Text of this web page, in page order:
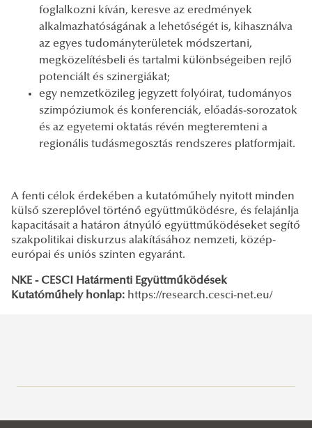
Jó Állam Kutatások
foglalkozni kíván, keresve az eredmények
alkalmazhatóságának a lehetőségét is, kihasználva
az egyes tudományterületek módszertani,
megközelítésbeli és tartalmi különbségeiben rejlő
potenciált és szinergiákat;
egy nemzetközileg jegyzett folyóirat, tudományos
szimpóziumok és konferenciák, előadás-sorozatok
és az egyetemi oktatás révén megteremteni a
regionális tudásmegosztás rendszeres platformjait.
A fenti célok érdekében a kutatóműhely nyitott minden
külső szereplővel történő együttműködésre, és felajánlja
kapacitásait a határon átnyúló együttműködéseket segítő
szakpolitikai diskurzus alakításához nemzeti, közép-
európai és uniós szinten egyaránt.
NKE - CESCI Határmenti Együttműködések
Kutatóműhely honlap: https://research.cesci-net.eu/